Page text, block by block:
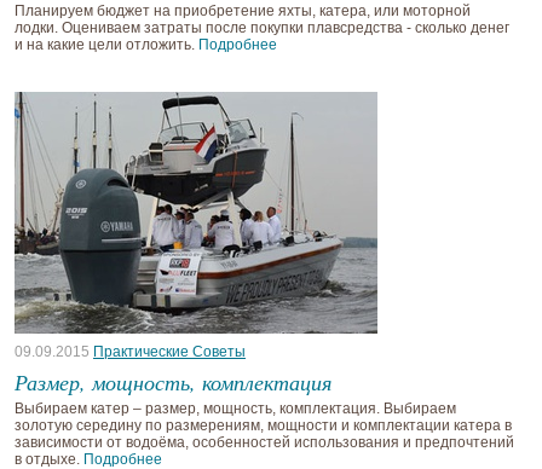
Планируем бюджет на приобретение яхты, катера, или моторной
лодки. Оцениваем затраты после покупки плавсредства - сколько денег
и на какие цели отложить. Подробнее
09.09.2015 Практические Советы
Размер, мощность, комплектация
Выбираем катер – размер, мощность, комплектация. Выбираем
золотую середину по размерениям, мощности и комплектации катера в
зависимости от водоёма, особенностей использования и предпочтений
в отдыхе. Подробнее